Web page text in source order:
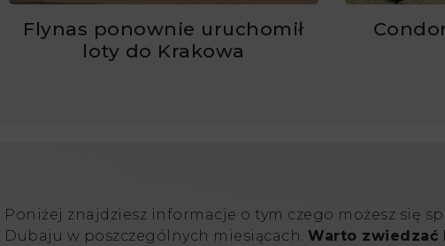
Flynas ponownie uruchomił
loty do Krakowa
Poniżej znajdziesz informacje o tym czego możesz się
Dubaju w poszczególnych miesiącach. Warto zwiedzać